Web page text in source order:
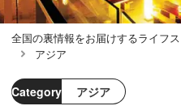
全国の裏情報をお届けするライフ
アジア
Category アジア